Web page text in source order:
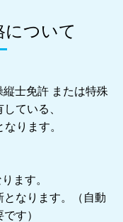
について
士免許 または特殊
ている、
ります。
ます。
なります。（自動
す）